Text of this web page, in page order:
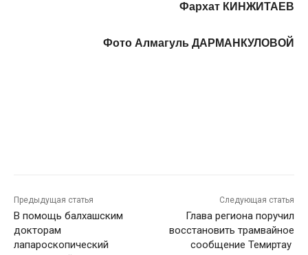
Фархат КИНЖИТАЕВ
Фото Алмагуль ДАРМАНКУЛОВОЙ
Предыдущая статья
В помощь балхашским
докторам
лапароскопический
Следующая статья
Глава региона поручил
восстановить трамвайное
сообщение Темиртау